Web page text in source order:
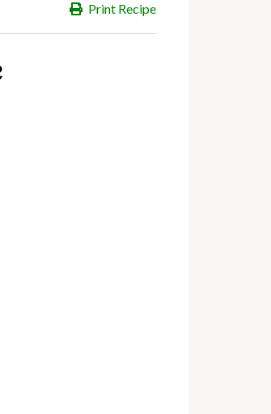
Print Recipe